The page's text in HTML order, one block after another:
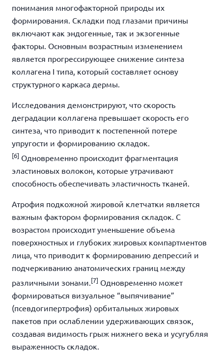
понимания многофакторной природы их
формирования. Складки под глазами причины
включают как эндогенные, так и экзогенные
факторы. Основным возрастным изменением
является прогрессирующее снижение синтеза
коллагена I типа, который составляет основу
структурного каркаса дермы.
Исследования демонстрируют, что скорость
деградации коллагена превышает скорость его
синтеза, что приводит к постепенной потере
упругости и формированию складок.
[6] Одновременно происходит фрагментация
эластиновых волокон, которые утрачивают
способность обеспечивать эластичность тканей.
Атрофия подкожной жировой клетчатки является
важным фактором формирования складок. С
возрастом происходит уменьшение объема
поверхностных и глубоких жировых компартментов
лица, что приводит к формированию депрессий и
подчеркиванию анатомических границ между
различными зонами. [7] Одновременно может
формироваться визуальное “выпячивание”
(псевдогипертрофия) орбитальных жировых
пакетов при ослаблении удерживающих связок,
создавая видимость грыж нижнего века и усугубляя
выраженность складок.